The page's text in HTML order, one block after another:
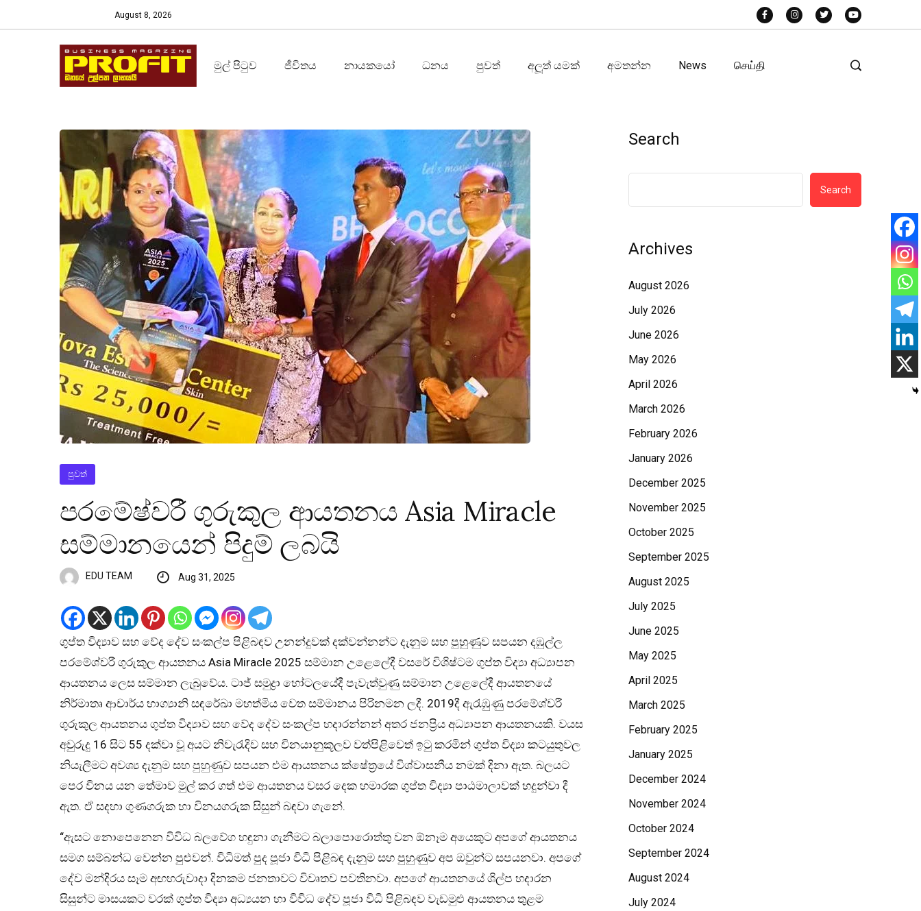
August 8, 2026
මුල් පිටුව ජීවිතය නායකයෝ ධනය පුවත් අලූත් යමක් අමතන්න News செய்தி
පුවත්
පරමේෂ්වරී ගුරුකුල ආයතනය Asia Miracle
සම්මානයෙන් පිදුම් ලබයි
EDU TEAM Aug 31, 2025
ගුප්ත විද්‍යාව සහ වේද දේව සංකල්ප පිළිබඳව උනන්දුවක් දක්වන්නන්ට දැනුම සහ පුහුණුව සපයන දඹුල්ල
පරමේශ්වරී ගුරුකුල ආයතනය Asia Miracle 2025 සම්මාන උළෙලේදී වසරේ විශිෂ්ටම ගුප්ත විද්‍යා අධ්‍යාපන
ආයතනය ලෙස සම්මාන ලැබුවේය. ටාජ් සමුද්‍රා හෝටලයේදී පැවැත්වුණු සම්මාන උළෙලේදී ආයතනයේ
නිර්මාතෘ ආචාර්ය භාග්‍යානි සඳරේඛා මහත්මිය වෙත සම්මානය පිරිනමන ලදී. 2019දී ඇරැඹුණු පරමේශ්වරී
ගුරුකුල ආයතනය ගුප්ත විද්‍යාව සහ වේද දේව සංකල්ප හදාරන්නන් අතර ජනප්‍රිය අධ්‍යාපන ආයතනයකි. වයස
අවුරුදු 16 සිට 55 දක්වා වූ අයට නිවැරැදිව සහ විනයානුකූලව වත්පිළිවෙත් ඉටු කරමින් ගුප්ත විද්‍යා කටයුතුවල
නියැලීමට අවශ්‍ය දැනුම සහ පුහුණුව සපයන එම ආයතනය ක්ෂේත්‍රයේ විශ්වාසනීය නමක් දිනා ඇත. බලයට
පෙර විනය යන තේමාව මුල් කර ගත් එම ආයතනය වසර දෙක හමාරක ගුප්ත විද්‍යා පාඨමාලාවක් හදුන්වා දී
ඇත. ඒ සදහා ගුණගරුක හා විනයගරුක සිසුන් බඳවා ගැනේ.
“ඇසට නොපෙනෙන විවිධ බලවේග හඳුනා ගැනීමට බලාපොරොත්තු වන ඕනෑම අයෙකුට අපගේ ආයතනය
සමග සම්බන්ධ වෙන්න පුළුවන්. විධිමත් පුද පූජා විධි පිළිබඳ දැනුම සහ පුහුණුව අප ඔවුන්ට සපයනවා. අපගේ
දේව මන්දිරය සෑම අඟහරුවාදා දිනකම ජනතාවට විවෘතව පවතිනවා. අපගේ ආයතනයේ ශිල්ප හදාරන
සිසුන්ට මාසයකට වරක් ගුප්ත විද්‍යා අධ්‍යයන හා විවිධ දේව පූජා විධි පිළිබඳව වැඩමුළු ආයතනය තුළම
Search
Search
Archives
August 2026
July 2026
June 2026
May 2026
April 2026
March 2026
February 2026
January 2026
December 2025
November 2025
October 2025
September 2025
August 2025
July 2025
June 2025
May 2025
April 2025
March 2025
February 2025
January 2025
December 2024
November 2024
October 2024
September 2024
August 2024
July 2024